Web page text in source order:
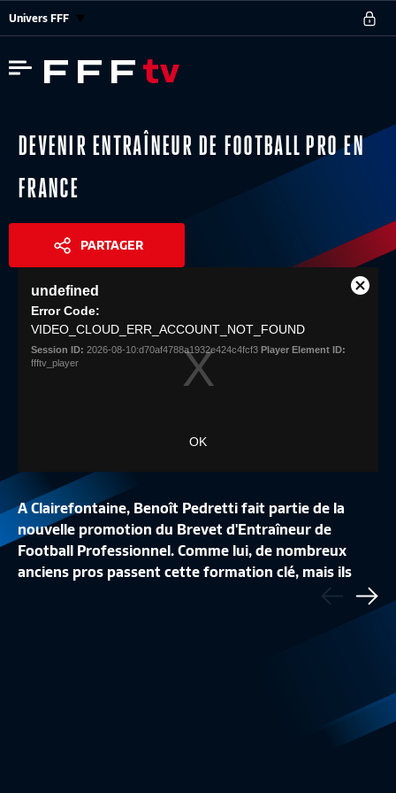
Univers FFF
DEVENIR ENTRAÎNEUR DE FOOTBALL PRO EN
FRANCE
PARTAGER
Share
modal
undefined
Error Code:
VIDEO_CLOUD_ERR_ACCOUNT_NOT_FOUND
Session ID: 2026-08-10:d70af4788a1932e424c4fcf3 Player Element ID:
ffftv_player
OK
Close
A Clairefontaine, Benoît Pedretti fait partie de la
nouvelle promotion du Brevet d'Entraîneur de
Football Professionnel. Comme lui, de nombreux
anciens pros passent cette formation clé, mais ils
Précédent
LA PRÉPARATION À L'EURO PAR SELMA
LA CONFÉRENCE
BACHA ET SANDIE